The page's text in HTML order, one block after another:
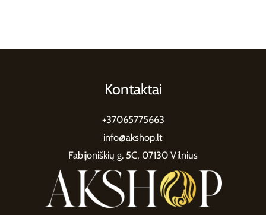
Kontaktai
+37065775663
info@akshop.lt
Fabijoniškių g. 5C, 07130 Vilnius